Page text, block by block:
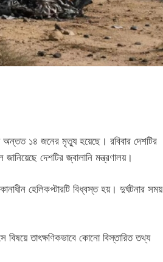
অন্তত ১৪ জনের মৃত্যু হয়েছে। রবিবার দেশটির
দেশটির জ্বালানি মন্ত্রণালয়।
হেলিকপ্টারটি বিধ্বস্ত হয়। দুর্ঘটনার সময়
বিষয়ে তাৎক্ষণিকভাবে কোনো বিস্তারিত তথ্য